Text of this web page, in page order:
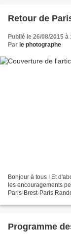
Retour de
Publié le 26/08/2015 à
Par le photographe
Bonjour à tous ! Et
les encouragements
Paris-Brest-Paris
Programme